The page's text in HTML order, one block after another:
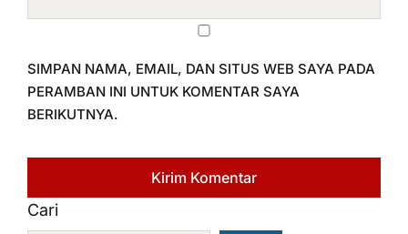
SIMPAN NAMA, EMAIL, DAN SITUS WEB SAYA PADA
PERAMBAN INI UNTUK KOMENTAR SAYA
BERIKUTNYA.
Cari